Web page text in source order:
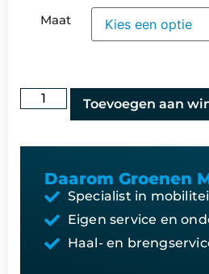
Maat
Toevoegen aan
Daarom Groenen
Specialist in
Eigen service en
Haal- en